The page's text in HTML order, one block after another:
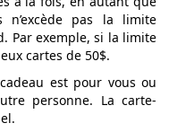
pas la limite
Par exemple, si la limite
cartes de 50$.
est pour vous ou
personne. La carte-